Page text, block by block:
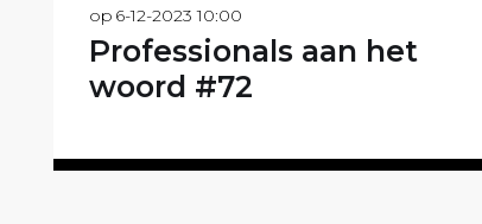
op 6-12-2023 10:00
Professionals aan het
woord #72